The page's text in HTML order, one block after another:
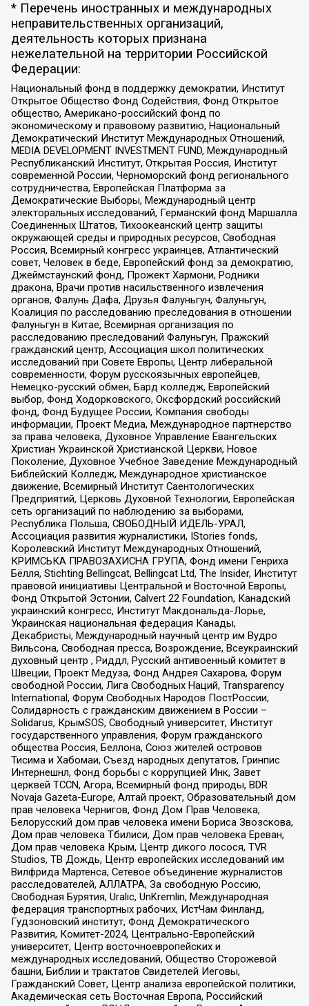
* Перечень иностранных и международных
неправительственных организаций,
деятельность которых признана
нежелательной на территории Российской
Федерации:
Национальный фонд в поддержку демократии, Институт
Открытое Общество Фонд Содействия, Фонд Открытое
общество, Американо-российский фонд по
экономическому и правовому развитию, Национальный
Демократический Институт Международных Отношений,
MEDIA DEVELOPMENT INVESTMENT FUND, Международный
Республиканский Институт, Открытая Россия, Институт
современной России, Черноморский фонд регионального
сотрудничества, Европейская Платформа за
Демократические Выборы, Международный центр
электоральных исследований, Германский фонд Маршалла
Соединенных Штатов, Тихоокеанский центр защиты
окружающей среды и природных ресурсов, Свободная
Россия, Всемирный конгресс украинцев, Атлантический
совет, Человек в беде, Европейский фонд за демократию,
Джеймстаунский фонд, Прожект Хармони, Родники
дракона, Врачи против насильственного извлечения
органов, Фалунь Дафа, Друзья Фалуньгун, Фалуньгун,
Коалиция по расследованию преследования в отношении
Фалуньгун в Китае, Всемирная организация по
расследованию преследований Фалуньгун, Пражский
гражданский центр, Ассоциация школ политических
исследований при Совете Европы, Центр либеральной
современности, Форум русскоязычных европейцев,
Немецко-русский обмен, Бард колледж, Европейский
выбор, Фонд Ходорковского, Оксфордский российский
фонд, Фонд Будущее России, Компания свободы
информации, Проект Медиа, Международное партнерство
за права человека, Духовное Управление Евангельских
Христиан Украинской Христианской Церкви, Новое
Поколение, Духовное Учебное Заведение Международный
Библейский Колледж, Международное христианское
движение, Всемирный Институт Саентологических
Предприятий, Церковь Духовной Технологии, Европейская
сеть организаций по наблюдению за выборами,
Республика Польша, СВОБОДНЫЙ ИДЕЛЬ-УРАЛ,
Ассоциация развития журналистики, IStories fonds,
Королевский Институт Международных Отношений,
КРИМСЬКА ПРАВОЗАХИСНА ГРУПА, Фонд имени Генриха
Бёлля, Stichting Bellingcat, Bellingcat Ltd, The Insider, Институт
правовой инициативы Центральной и Восточной Европы,
Фонд Открытой Эстонии, Calvert 22 Foundation, Канадский
украинский конгресс, Институт Макдональда-Лорье,
Украинская национальная федерация Канады,
Декабристы, Международный научный центр им Вудро
Вильсона, Свободная пресса, Возрождение, Всеукраинский
духовный центр , Риддл, Русский антивоенный комитет в
Швеции, Проект Медуза, Фонд Андрея Сахарова, Форум
свободной России, Лига Свободных Наций, Transparеncy
International, Форум Свободных Народов ПостРоссии,
Солидарность с гражданским движением в России –
Solidarus, КрымSOS, Свободный университет, Институт
государственного управления, Форум гражданского
общества Россия, Беллона, Союз жителей островов
Тисима и Хабомаи, Съезд народных депутатов, Гринпис
Интернешнл, Фонд борьбы с коррупцией Инк, Завет
церквей TCCN, Агора, Всемирный фонд природы, BDR
Novaja Gazeta-Europe, Алтай проект, Образовательный дом
прав человека Чернигов, Фонд Дом Прав Человека,
Белорусский дом прав человека имени Бориса Звозскова,
Дом прав человека Тбилиси, Дом прав человека Ереван,
Дом прав человека Крым, Центр дикого лосося, TVR
Studios, ТВ Дождь, Центр европейских исследований им
Вилфрида Мартенса, Сетевое объединение журналистов
расследователей, АЛЛАТРА, За свободную Россию,
Свободная Бурятия, Uralic, UnKremlin, Международная
федерация транспортных рабочих, ИстЧам Финланд,
Гудзоновский институт, Фонд Демократического
Развития, Комитет-2024, Центрально-Европейский
университет, Центр восточноевропейских и
международных исследований, Общество Сторожевой
башни, Библии и трактатов Свидетелей Иеговы,
Гражданский Совет, Центр анализа европейской политики,
Академическая сеть Восточная Европа, Российский